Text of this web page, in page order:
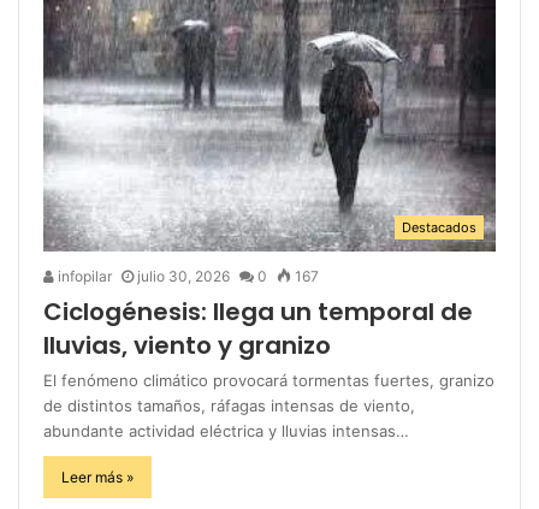
Destacados
infopilar julio 30, 2026 0 167
Ciclogénesis: llega un temporal de
lluvias, viento y granizo
El fenómeno climático provocará tormentas fuertes, granizo
de distintos tamaños, ráfagas intensas de viento,
abundante actividad eléctrica y lluvias intensas…
Leer más »